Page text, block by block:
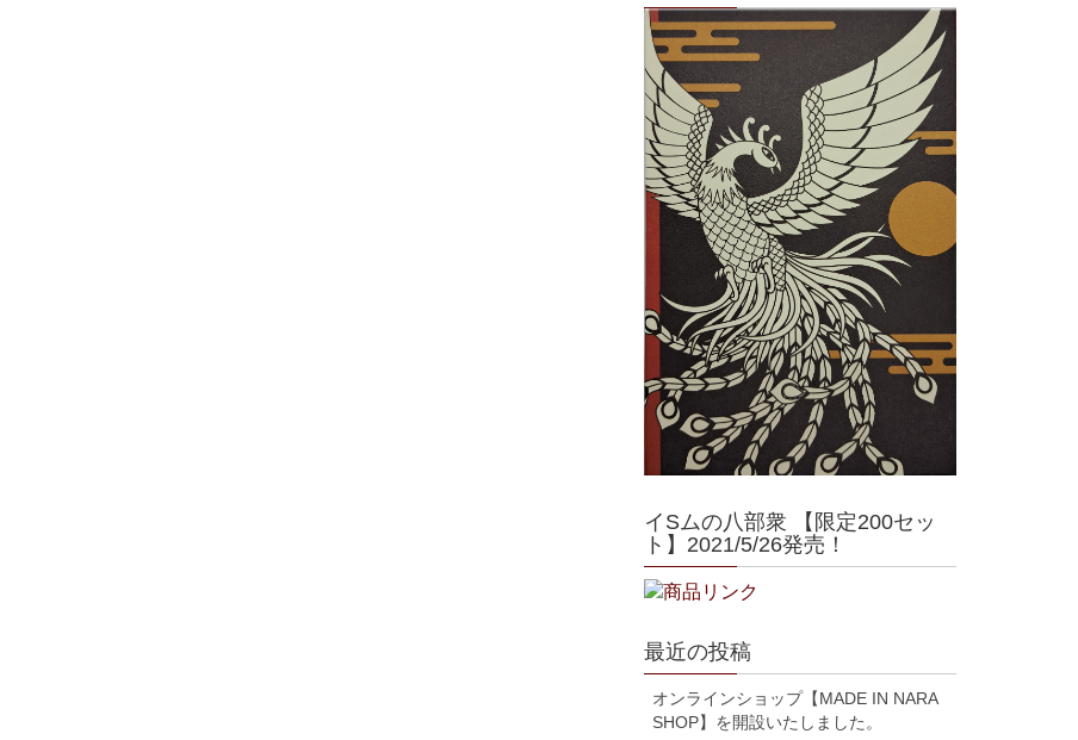
イSムの八部衆 【限定200セッ
ト】2021/5/26発売！
最近の投稿
オンラインショップ【MADE IN NARA
SHOP】を開設いたしました。